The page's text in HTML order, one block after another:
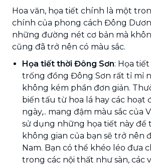
Hoa văn, họa tiết chính là một
chính của phong cách Đông
những đường nét cơ bản mà
cũng đã trở nên có màu sắc.
Họa tiết thời Đông Sơn: Họa
trống đồng Đông Sơn rất tỉ mỉ
không kém phần đơn giản.
biến tấu từ hoa lá hay các hoạt
ngày,.. mang đậm màu sắc của
sử dụng những họa tiết này để
không gian của bạn sẽ trở nên
Nam. Bạn có thể khéo léo đưa
trong các nội thất như sàn, các